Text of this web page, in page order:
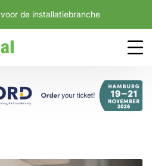
voor de installatiebranche